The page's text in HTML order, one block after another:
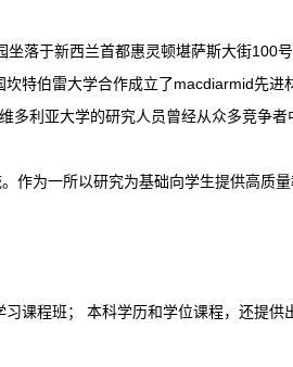
落于新西兰首都惠灵顿堪萨斯大街100
特伯雷大学合作成立了macdiarmid先进
多利亚大学的研究人员曾经从众多竞争
作为一所以研究为基础向学生提供高质
课程班； 本科学历和学位课程，还提供